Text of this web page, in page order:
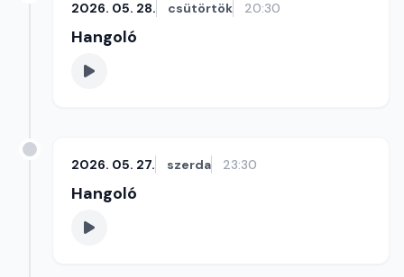
2026. 05. 28. csütörtök 20:30
Hangoló
2026. 05. 27. szerda 23:30
Hangoló